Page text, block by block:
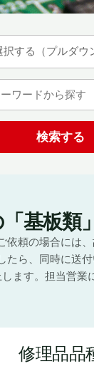
基板類
依頼の場合には
たら、同時に送
ます。担当営業
修理品品